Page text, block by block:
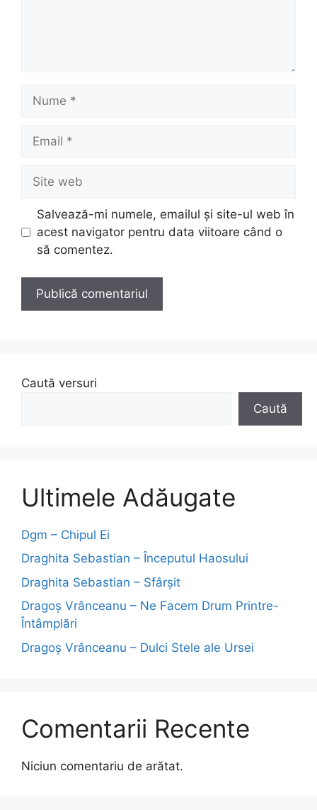
Nume
Email
Site
web
Salvează-mi numele, emailul și site-ul web în
acest navigator pentru data viitoare când o
să comentez.
Caută versuri
Caută
Ultimele Adăugate
Dgm – Chipul Ei
Draghita Sebastian – Începutul Haosului
Draghita Sebastian – Sfârșit
Dragoş Vrânceanu – Ne Facem Drum Printre-
Întâmplări
Dragoş Vrânceanu – Dulci Stele ale Ursei
Comentarii Recente
Niciun comentariu de arătat.